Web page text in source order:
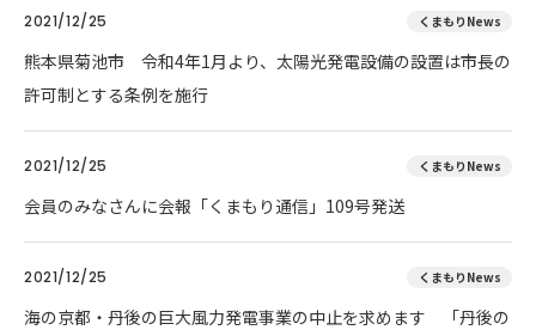
2021/12/25 くまもりNews
熊本県菊池市 令和4年1月より、太陽光発電設備の設置は市長の
許可制とする条例を施行
2021/12/25 くまもりNews
会員のみなさんに会報「くまもり通信」109号発送
2021/12/25 くまもりNews
海の京都・丹後の巨大風力発電事業の中止を求めます 「丹後の